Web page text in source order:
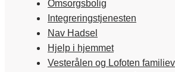
Omsorgsbolig
Integreringstjenesten
Nav Hadsel
Hjelp i hjemmet
Vesterålen og Lofoten